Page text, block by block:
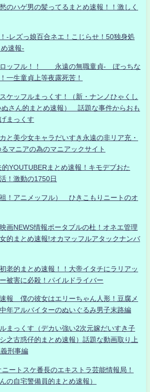
のハゲ男の髪ってるまとめ速報！！激しく
-レズっ娘百合ネエ！こじらせ！50独身処
速報-
ロッフル！！ 永遠の無職童貞- ぼっちな
一生童貞上等夜露死苦！
ケッフルまっくす！（新・ナンノひゃくし
ぬさん的まとめ速報） 話題な事件からおも
まっくす
と美少女キャラだいすき永遠の非リア充・
マニアの為のマニアックサイト
YOUTUBERまとめ速報！キモデブおた
！激動の1750日
！アニメッフル） ひきこもりニートのオ
画NEWS情報ポータブルの杜！オネエ管理
的まとめ速報!オカマッフルアタックナンバ
老的まとめ速報！！大帝イタチにラリアッ
被害に必殺！パイルドライバー
報 僕の彼女はエリーちゃん人形！豆腐メ
年アルバイターのぬいぐるみ男子末路編
まっくす（デカい強い2次元嫁だいすき子
之古惑仔的まとめ速報）話題な動画取り上
刑事編
ートスケ番長のエキストラ芸能情報局！
の自宅警備員的まとめ速報）